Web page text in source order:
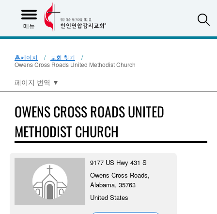
메뉴
홈페이지
교회 찾기
Owens Cross Roads United Methodist Church
페이지 번역 ▼
OWENS CROSS ROADS UNITED
METHODIST CHURCH
9177 US Hwy 431 S
Owens Cross Roads,
Alabama, 35763
United States